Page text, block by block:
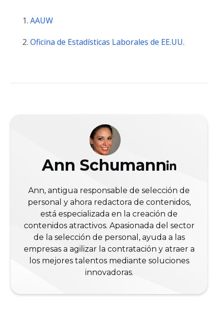
AAUW
Oficina de Estadísticas Laborales de EE.UU.
Ann Schumann
Ann, antigua responsable de selección de
personal y ahora redactora de contenidos,
está especializada en la creación de
contenidos atractivos. Apasionada del sector
de la selección de personal, ayuda a las
empresas a agilizar la contratación y atraer a
los mejores talentos mediante soluciones
innovadoras.